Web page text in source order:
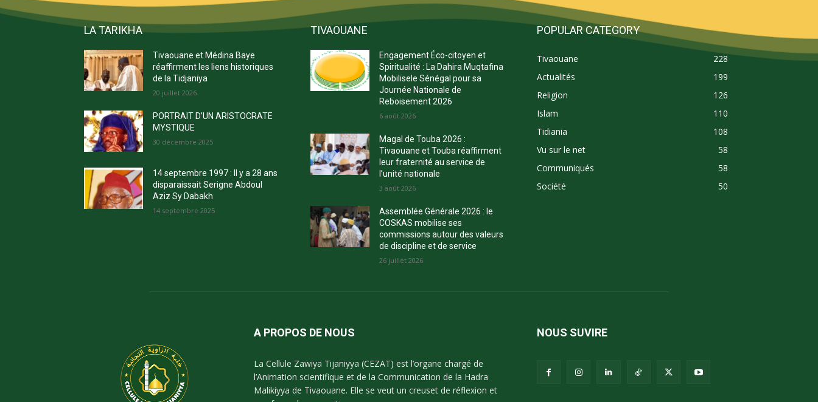
LA TARIKHA
Tivaouane et Médina Baye
réaffirment les liens historiques
de la Tidjaniya
20 juillet 2026
PORTRAIT D’UN ARISTOCRATE
MYSTIQUE
30 décembre 2025
14 septembre 1997 : Il y a 28 ans
disparaissait Serigne Abdoul
Aziz Sy Dabakh
14 septembre 2025
TIVAOUANE
Engagement Éco-citoyen et
Spiritualité : La Dahira Muqtafina
Mobilisele Sénégal pour sa
Journée Nationale de
Reboisement 2026
6 août 2026
Magal de Touba 2026 :
Tivaouane et Touba réaffirment
leur fraternité au service de
l’unité nationale
3 août 2026
Assemblée Générale 2026 : le
COSKAS mobilise ses
commissions autour des valeurs
de discipline et de service
26 juillet 2026
POPULAR CATEGORY
Tivaouane
228
Actualités
199
Religion
126
Islam
110
Tidiania
108
Vu sur le net
58
Communiqués
58
Société
50
A PROPOS DE NOUS
La Cellule Zawiya Tijaniyya (CEZAT) est l’organe chargé de
l’Animation scientifique et de la Communication de la Hadra
Malikiyya de Tivaouane. Elle se veut un creuset de réflexion et
NOUS SUVIRE